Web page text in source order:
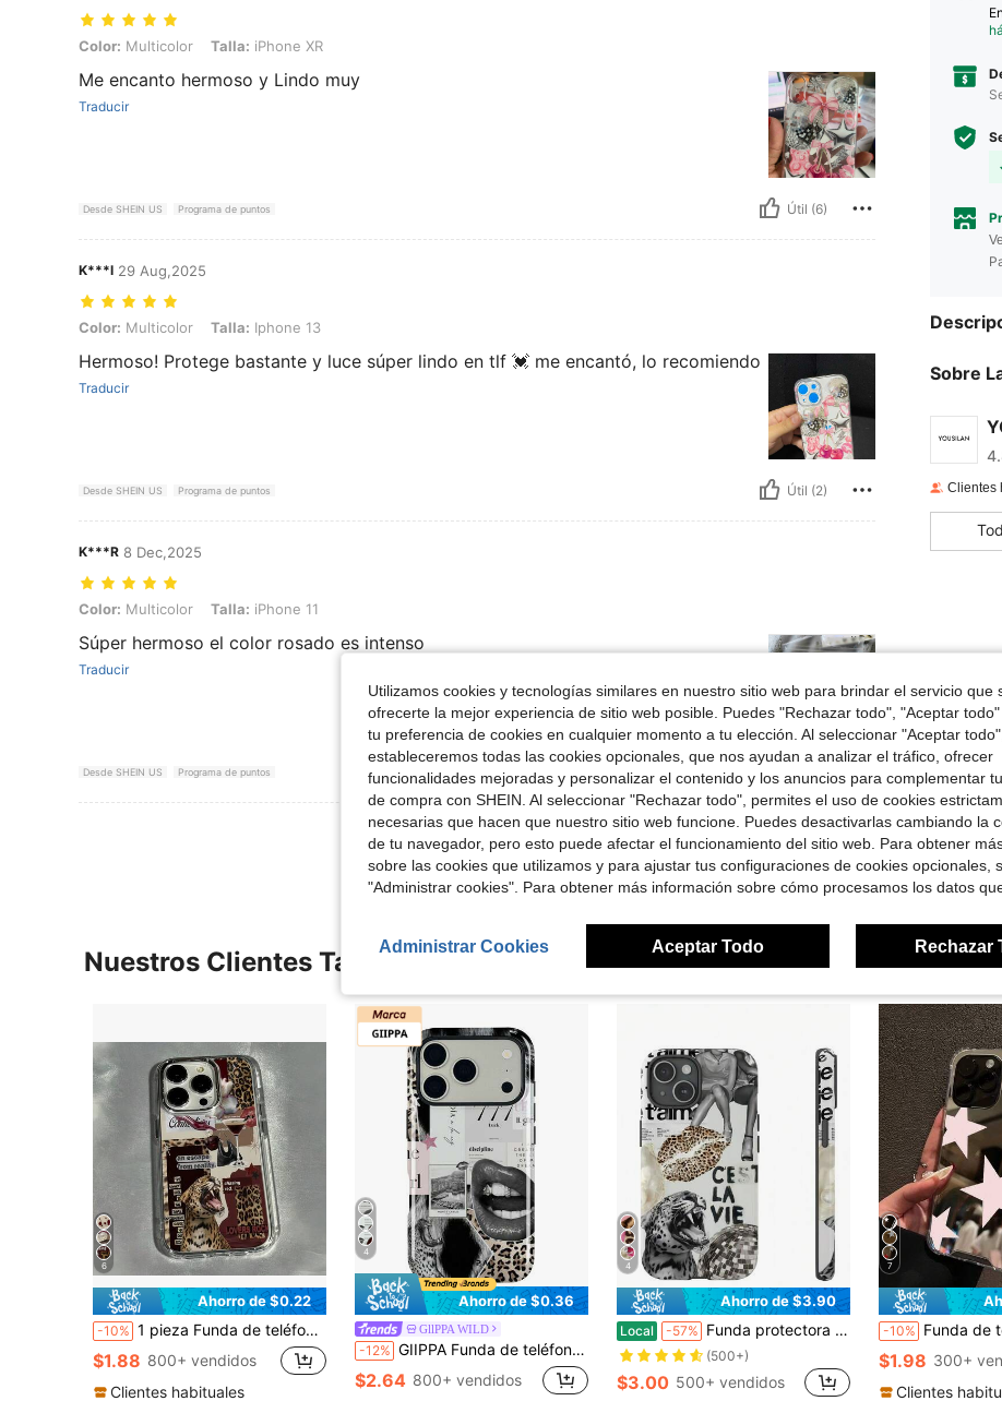
Color: Multicolor, Talla: iPhone XR
Color: Multicolor Talla: iPhone XR
Me encanto hermoso y Lindo muy
Traducir
Desde SHEIN US Programa de puntos Útil (6)
K***l 29 Aug,2025
Color: Multicolor, Talla: Iphone 13
Color: Multicolor Talla: Iphone 13
Hermoso! Protege bastante y luce súper lindo en tlf 💓 me encantó, lo recomiendo
Traducir
Desde SHEIN US Programa de puntos Útil (2)
K***R 8 Dec,2025
Color: Multicolor, Talla: iPhone 11
Color: Multicolor Talla: iPhone 11
Súper hermoso el color rosado es intenso
Traducir
Desde SHEIN US Programa de puntos
Ver Más Reseñas
Sobre
Clientes
Nuestros Clientes También Vieron
6
Ahorro de $0.22
-10% 1 pieza Funda de teléfono de metal minimalista con estampado de leopardo, funda transparente de metal con baño electrolítico con estampado de leopardo, labios, copa de vino y patrón de rompecabezas en inglés, compatible con iPhone 16 Pro Max 17/15/14 Plus 13/12/11 Air, regalo de fiesta de cumpleaños
$1.88 800+ vendidos
Clientes habituales
4
Ahorro de $0.36
GllPPA WILD
-12% GIIPPA Funda de teléfono con diseño vintage de patchwork para 17 Pro Max, compatible con 16/15/14/13/12/11 Pro Max Plus, estilo coreano elegante, diseño adecuado para hombres y mujeres, regalo para novia en Navidad, Día de San Valentín, Pascua, temporada de bodas, cumpleaños, estética
$2.64 800+ vendidos
4
Ahorro de $3.90
Local -57% Funda protectora 2 en 1 con estampado de leopardo y estrellas, compatible con Galaxy S25/S25 Plus/S25 Ultra/S24/S24 Plus/S24 Ultra/S24 FE/S23/S23+/S23 Ultra/S22/S22+/S22 Ultra/S21/S21+/S21 Ultra/S20 ULTRA/A71/A56/A55/A54/A53/A52/A34/A26/A15/A16/A14/A13/A06 y Phone17, Phone17Air, Phone17Pro, Phone17Pro Max, 16, 16 plus, 16 pro max, 15 Plus, 15 Pro, 15 Pro Max, 14, 14 Plus, 14 Pro, 14 Pro Max, 13, 13 Pro, 13 Pro Max, 12, 12 Pro, 12 Pro Max, 11, 11 Pro, 11 Pro Max, es un regalo de cumpleaños considerado para tu novia, novio y amigos.
(500+)
$3.00 500+ vendidos
7
-10% Funda de teléfono minimalista con espejo de estrella rosa, compatible con 17/17 Pro/17 Pro Max/17
$1.98 300+
Clientes
Utilizamos cookies y tecnologías similares en nuestro sitio web para brindar el servicio que
ofrecerte la mejor experiencia de sitio web posible. Puedes "Rechazar todo", "Aceptar
tu preferencia de cookies en cualquier momento a tu elección. Al seleccionar "Aceptar todo",
estableceremos todas las cookies opcionales, que nos ayudan a analizar el tráfico, ofrecer
funcionalidades mejoradas y personalizar el contenido y los anuncios para complementar
de compra con SHEIN. Al seleccionar "Rechazar todo", permites el uso de cookies
necesarias que hacen que nuestro sitio web funcione. Puedes desactivarlas cambiando la
de tu navegador, pero esto puede afectar el funcionamiento del sitio web. Para obtener
sobre las cookies que utilizamos y para ajustar tus configuraciones de cookies opcionales,
"Administrar cookies". Para obtener más información sobre cómo procesamos los datos
Administrar Cookies Aceptar Todo Rechazar